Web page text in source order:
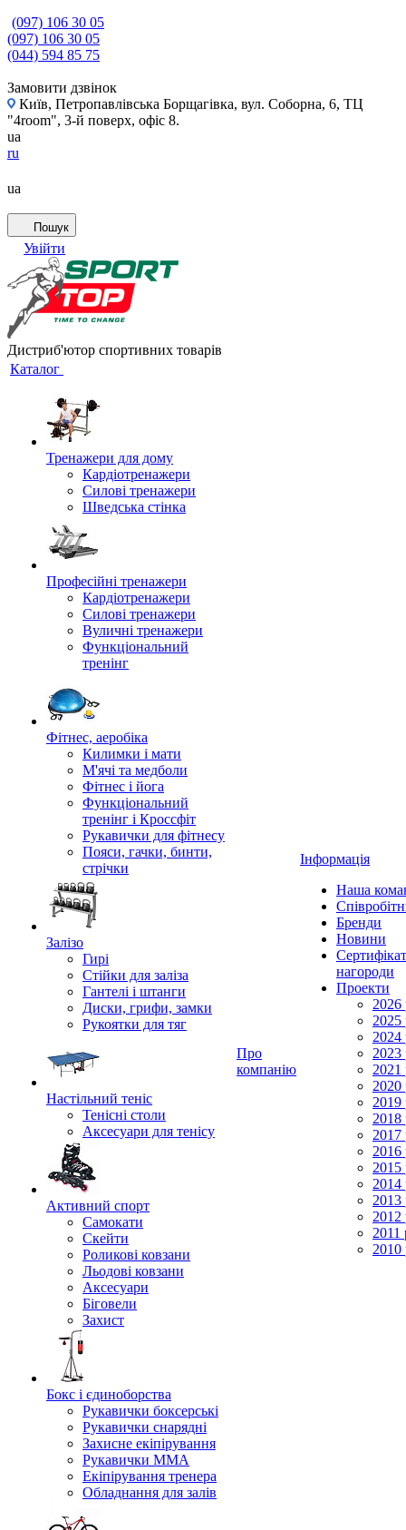
(097) 106 30 05
(097) 106 30 05
(044) 594 85 75
Замовити дзвінок
Київ, Петропавлівська Борщагівка, вул. Соборна, 6, ТЦ
"4room", 3-й поверх, офіс 8.
ua
ru
ua
Пошук
Увійти
Дистриб'ютор спортивних товарів
Каталог
Тренажери для дому
Кардіотренажери
Силові тренажери
Шведська стінка
Професійні тренажери
Кардіотренажери
Силові тренажери
Вуличні тренажери
Функціональний
тренінг
Фітнес, аеробіка
Килимки і мати
М'ячі та медболи
Фітнес і йога
Функціональний
тренінг і Кроссфіт
Рукавички для фітнесу
Пояси, гачки, бинти,
стрічки
Залізо
Гирі
Стійки для заліза
Гантелі і штанги
Диски, грифи, замки
Рукоятки для тяг
Настільний теніс
Тенісні столи
Аксесуари для тенісу
Активний спорт
Самокати
Скейти
Роликові ковзани
Льодові ковзани
Аксесуари
Біговели
Захист
Бокс і єдиноборства
Рукавички боксерські
Рукавички снарядні
Захисне екіпірування
Рукавички ММА
Екіпірування тренера
Обладнання для залів
Про
компанію
Інформація
Наша
Бренди
Новини
нагороди
Проекти
2026
2025
2024
2023
2021
2020
2019
2018
2017
2016
2015
2014
2013
2012
2011
2010